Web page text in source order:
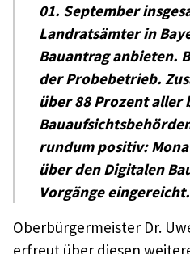
01. September
Landratsämter in
Bauantrag anbieten.
der Probebetrieb.
über 88 Prozent aller
rundum positiv:
über den Digitalen
Vorgänge
Oberbürgermeister Dr.
erfreut über diesen